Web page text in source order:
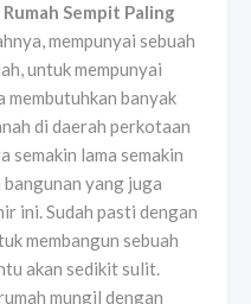
Sempit Paling
mempunyai sebuah
untuk mempunyai
membutuhkan banyak
di daerah perkotaan
semakin lama semakin
yang juga
ini. Sudah pasti dengan
membangun sebuah
akan sedikit sulit.
mungil dengan